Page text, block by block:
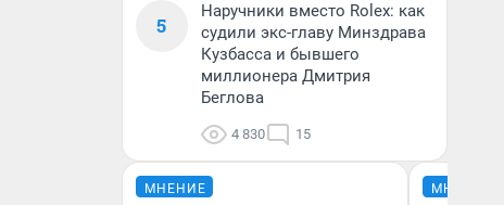
5
Наручники вместо Rolex: как
судили экс-главу Минздрава
Кузбасса и бывшего
миллионера Дмитрия
Беглова
4 830 15
МНЕНИЕ МНЕНИЕ